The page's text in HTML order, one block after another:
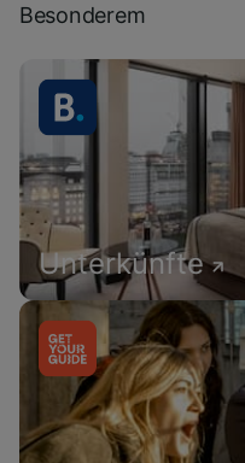
Besonderem
Unterkünfte